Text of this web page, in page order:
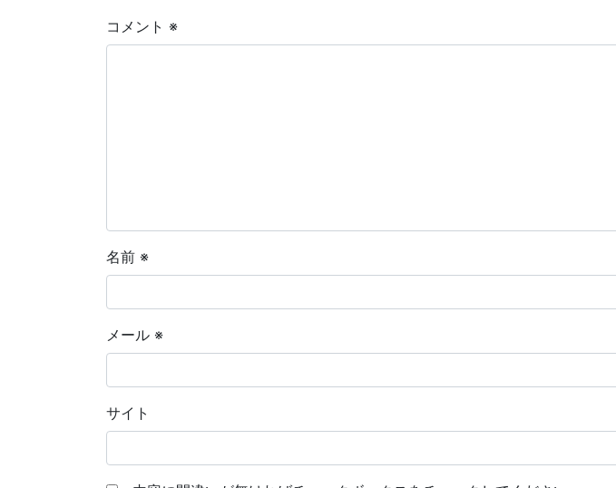
コメント ※
名前 ※
メール ※
サイト